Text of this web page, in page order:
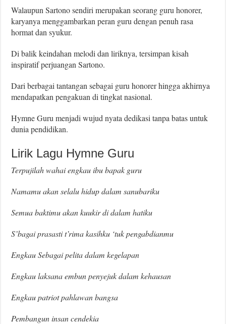
Walaupun Sartono sendiri merupakan seorang guru honorer,
karyanya menggambarkan peran guru dengan penuh rasa
hormat dan syukur.
Di balik keindahan melodi dan liriknya, tersimpan kisah
inspiratif perjuangan Sartono.
Dari berbagai tantangan sebagai guru honorer hingga akhirnya
mendapatkan pengakuan di tingkat nasional.
Hymne Guru menjadi wujud nyata dedikasi tanpa batas untuk
dunia pendidikan.
Lirik Lagu Hymne Guru
Terpujilah wahai engkau ibu bapak guru
Namamu akan selalu hidup dalam sanubariku
Semua baktimu akan kuukir di dalam hatiku
S’bagai prasasti t’rima kasihku ‘tuk pengabdianmu
Engkau Sebagai pelita dalam kegelapan
Engkau laksana embun penyejuk dalam kehausan
Engkau patriot pahlawan bangsa
Pembangun insan cendekia